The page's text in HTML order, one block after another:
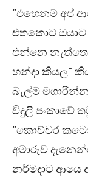
“එහෙනම් අප්
එතකොට
එන්නෙ නැත්තෙ
හන්දා කියල”
බැල්ම
විදුලි පංකාවේ
“කොච්චර
අමාරුව
නර්මදාට